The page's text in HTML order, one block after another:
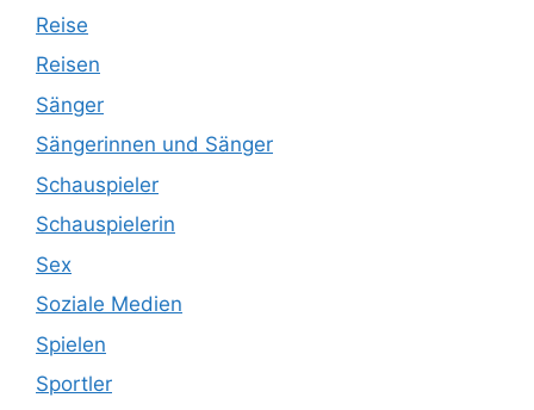
Reise
Reisen
Sänger
Sängerinnen und Sänger
Schauspieler
Schauspielerin
Sex
Soziale Medien
Spielen
Sportler